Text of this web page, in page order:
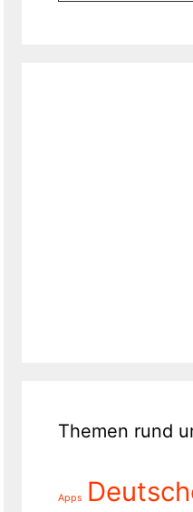
Themen rund
Apps